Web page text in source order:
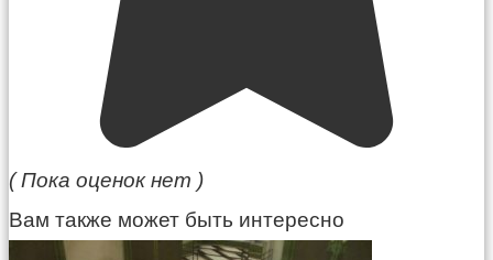
( Пока оценок нет )
Вам также может быть интересно